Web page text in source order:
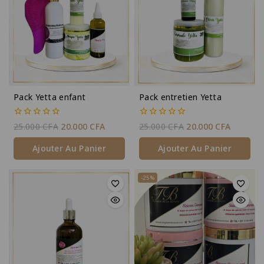
Pack Yetta enfant
0
5
25.000CFA 20.000 CFA
Ajouter Au Panier
Pack entretien Yetta
0
5
25.000CFA 20.000 CFA
Ajouter Au Panier
-25%